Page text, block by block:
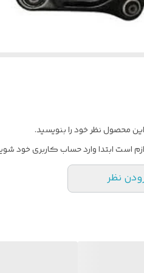
محصول نظر خود را بنویسید.
است ابتدا وارد حساب کاربری خود
نظر